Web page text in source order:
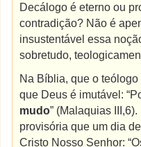
Decálogo é eterno ou
contradição? Não é
insustentável essa
sobretudo,
Na Bíblia, que o
que Deus é imutável:
mudo” (Malaquias
provisória que um dia
Cristo Nosso Senhor: